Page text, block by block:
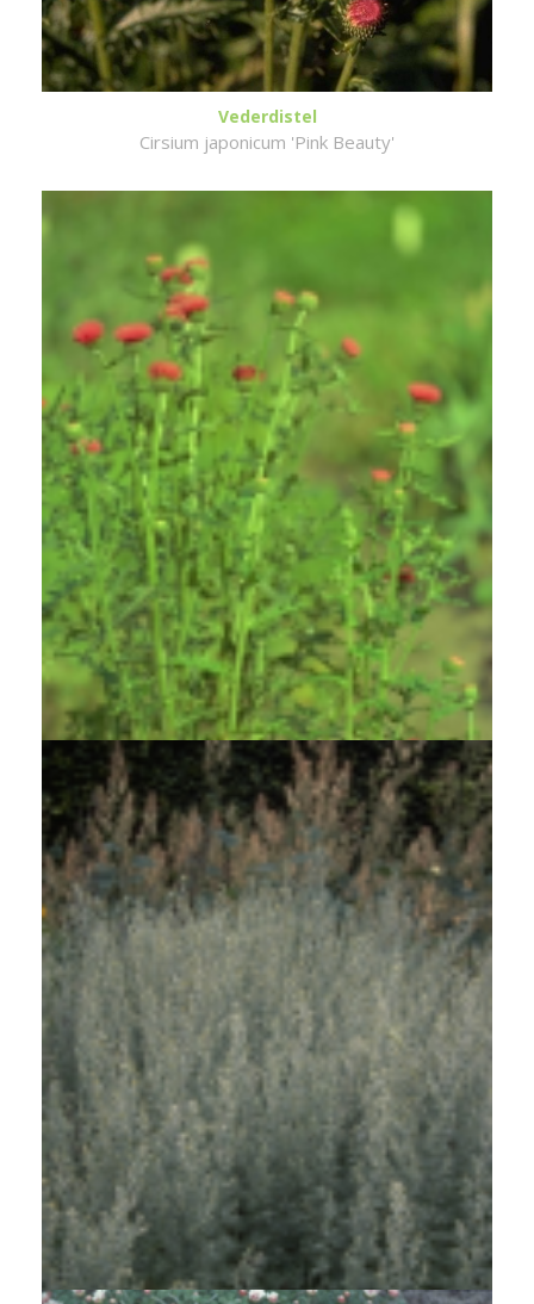
Vederdistel
Cirsium japonicum 'Pink Beauty'
Vederdistel
Cirsium japonicum 'Rose Beauty'
Absintalsem
Artemisia absinthium